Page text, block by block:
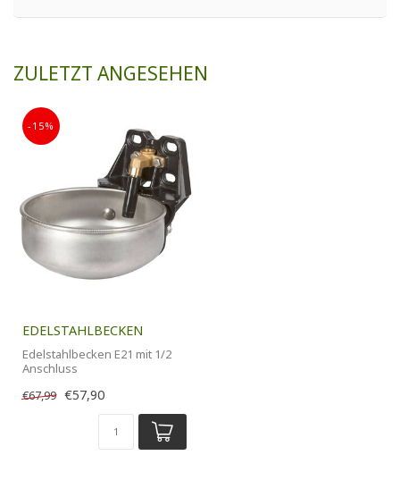
ZULETZT ANGESEHEN
-15%
EDELSTAHLBECKEN
Edelstahlbecken E21 mit 1/2
Anschluss
€67,99 €57,90